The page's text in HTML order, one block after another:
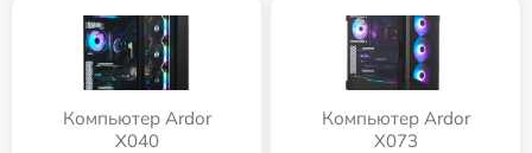
Компьютер Ardor
X040
Компьютер Ardor
X073